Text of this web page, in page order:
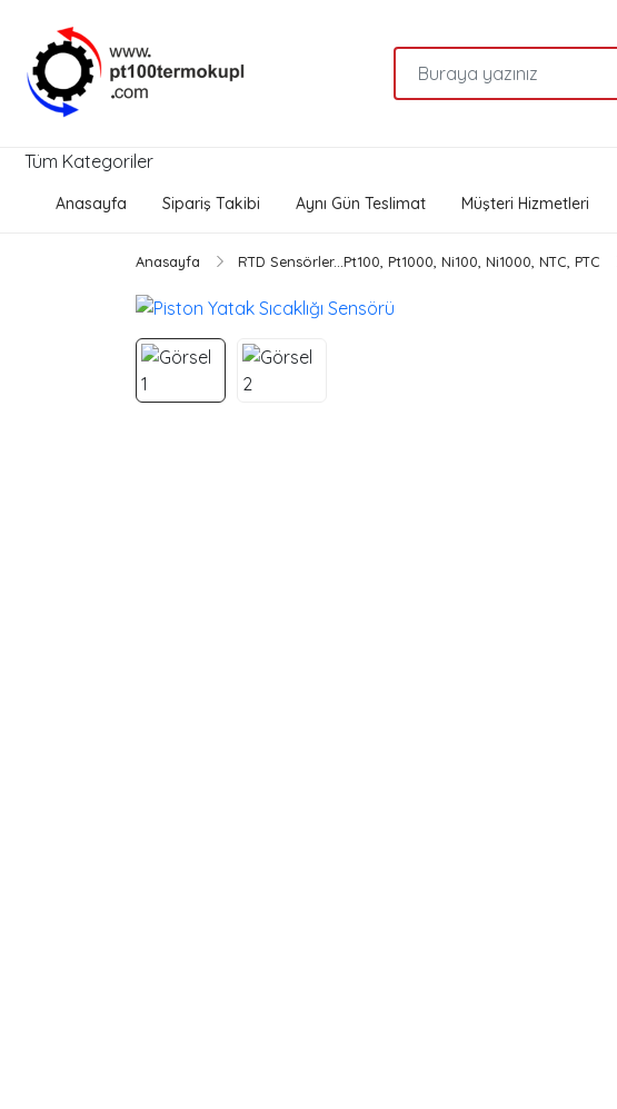
Tüm Kategoriler
Anasayfa Sipariş Takibi Aynı Gün Teslimat Müşteri Hizmetleri
Anasayfa RTD Sensörler...Pt100, Pt1000, Ni100, Ni1000, NTC, PTC